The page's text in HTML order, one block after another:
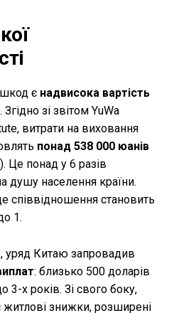
є надвисока вартість
Згідно зі звітом YuWa
витрати на виховання
понад 538 000 юанів
Це понад у 6 разів
душу населення країни.
співвідношення становить
1.
уряд Китаю запровадив
: близько 500 доларів
3-х років. Зі свого боку,
знижки, розширені